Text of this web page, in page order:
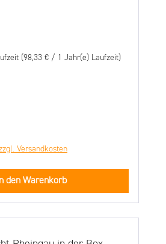
(98,33 € / 1 Jahr(e) Laufzeit)
Versandkosten
In den Warenkorb